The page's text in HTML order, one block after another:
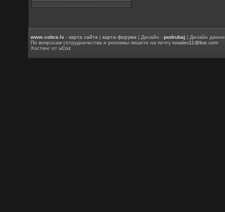
www.cobra.lv -карта сайта |карта форума | Дизайн -podrubaj | Дизайн
По вопросам сотрудничества и рекламы пишите на почтуrusalex11@live.com
Хостинг отuCoz